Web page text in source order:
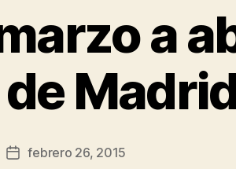
a
Fecha
febrero 26, 2015